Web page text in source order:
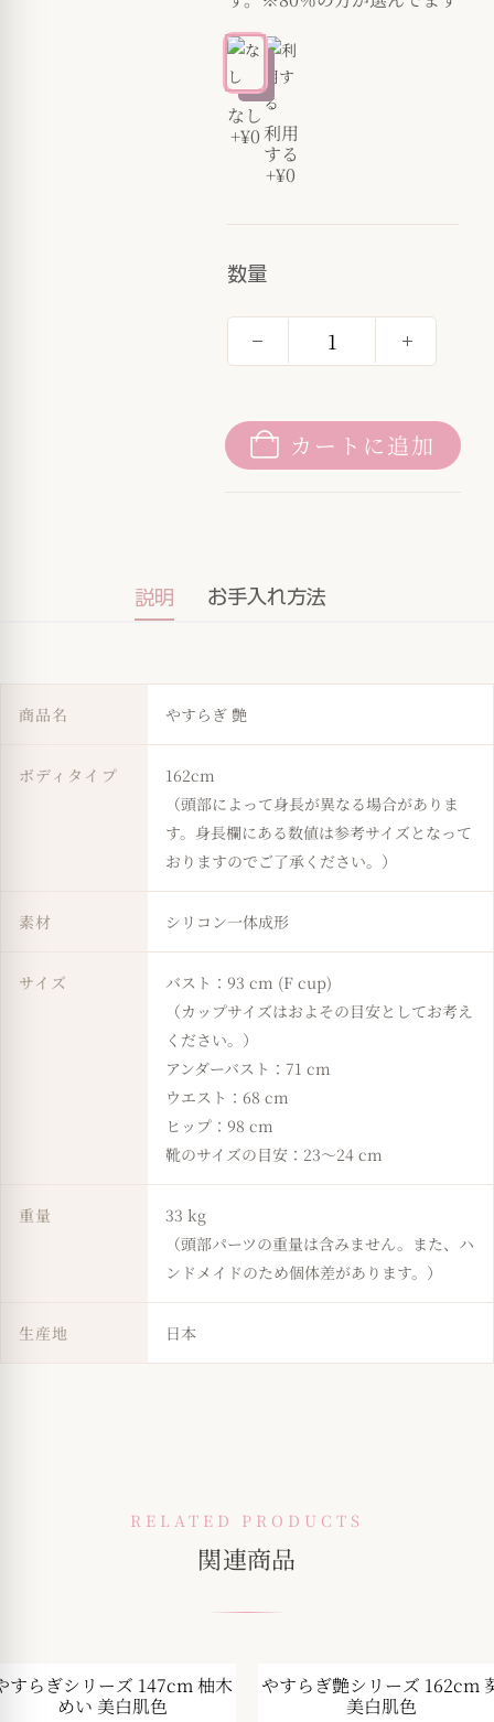
なし
+¥0利用
する
+¥0
数量
カートに追加
説明 お手入れ方法
商品名 やすらぎ 艶
ボディタイプ
162cm
（頭部によって身長が異なる場合がありま
す。身長欄にある数値は参考サイズとなって
おりますのでご了承ください。）
素材 シリコン一体成形
サイズ
バスト：93 cm (F cup)
（カップサイズはおよその目安としてお考え
ください。）
アンダーバスト：71 cm
ウエスト：68 cm
ヒップ：98 cm
靴のサイズの目安：23～24 cm
重量
33 kg
（頭部パーツの重量は含みません。また、ハ
ンドメイドのため個体差があります。）
生産地 日本
RELATED PRODUCTS
関連商品
-20%
すらぎシリーズ 147cm 柚木
めい 美白肌色
-20%
やすらぎ艶シリーズ 162cm
美白肌色